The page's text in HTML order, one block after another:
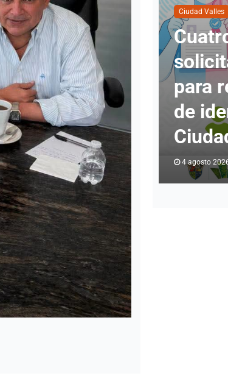
Ciudad Valles
Cuatro personas han
solicitado información
para realizar cambio
de identidad en
Ciudad Valles
4 agosto 2026 Redacción